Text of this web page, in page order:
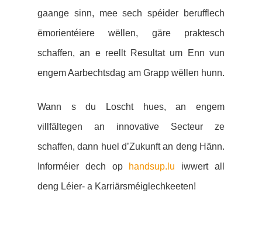
gaange sinn, mee sech spéider berufflech
ëmorientéiere wëllen, gäre praktesch
schaffen, an e reellt Resultat um Enn vun
engem Aarbechtsdag am Grapp wëllen hunn.
Wann s du Loscht hues, an engem
villfältegen an innovative Secteur ze
schaffen, dann huel d’Zukunft an deng Hänn.
Informéier dech op handsup.lu iwwert all
deng Léier- a Karriärsméiglechkeeten!